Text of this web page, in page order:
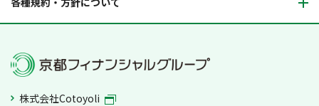
株式会社Cotoyoli